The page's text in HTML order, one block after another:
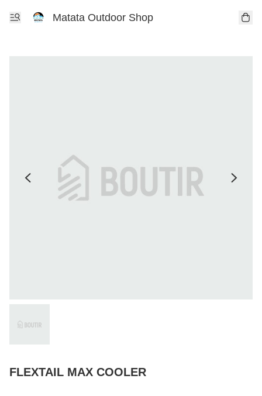
Matata Outdoor Shop
FLEXTAIL MAX COOLER